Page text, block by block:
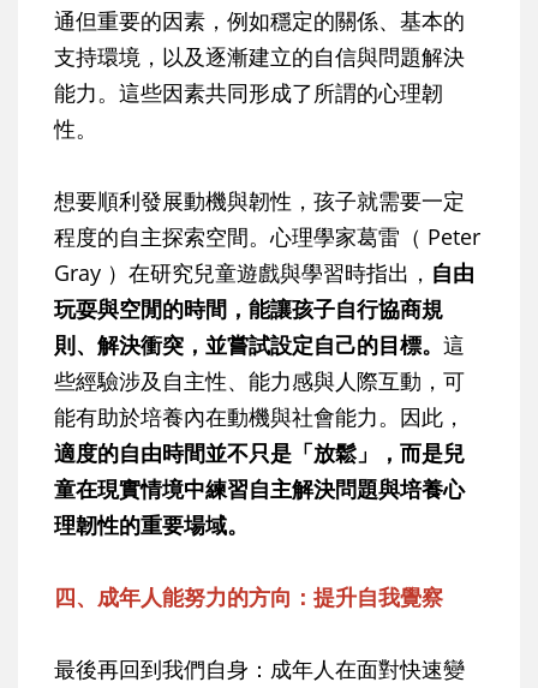
通但重要的因素，例如穩定的關係、基本的
支持環境，以及逐漸建立的自信與問題解決
能力。這些因素共同形成了所謂的心理韌
性。
想要順利發展動機與韌性，孩子就需要一定
程度的自主探索空間。心理學家葛雷（ Peter
Gray ）在研究兒童遊戲與學習時指出， 自由
玩耍與空閒的時間，能讓孩子自行協商規
則、解決衝突，並嘗試設定自己的目標。 這
些經驗涉及自主性、能力感與人際互動，可
能有助於培養內在動機與社會能力。因此，
適度的自由時間並不只是「放鬆」，而是兒
童在現實情境中練習自主解決問題與培養心
理韌性的重要場域。
四、成年人能努力的方向：提升自我覺察
最後再回到我們自身：成年人在面對快速變